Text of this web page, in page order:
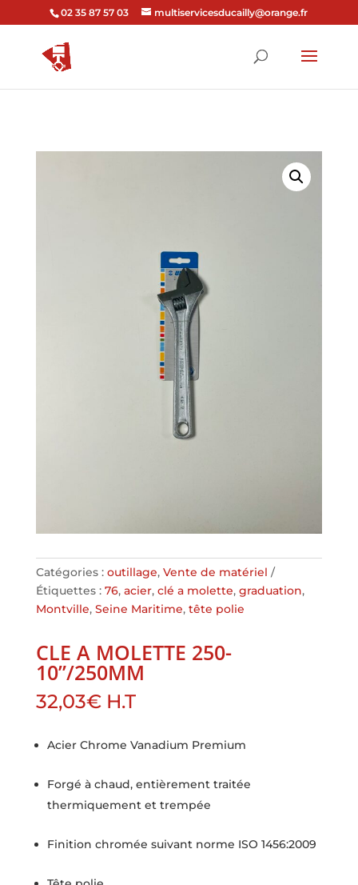
02 35 87 57 03 multiservicesducailly@orange.fr
Catégories : outillage, Vente de matériel
Étiquettes : 76, acier, clé a molette, graduation,
Montville, Seine Maritime, tête polie
CLE A MOLETTE 250-
10”/250MM
32,03€ H.T
Acier Chrome Vanadium Premium
Forgé à chaud, entièrement traitée
thermiquement et trempée
Finition chromée suivant norme ISO 1456:2009